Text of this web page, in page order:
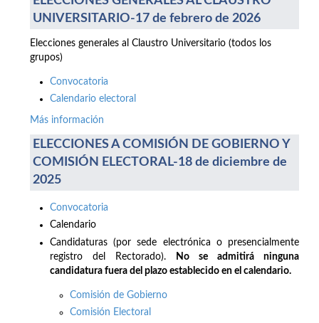
UNIVERSITARIO-17 de febrero de 2026
Elecciones generales al Claustro Universitario (todos los
grupos)
Convocatoria
Calendario electoral
Más información
ELECCIONES A COMISIÓN DE GOBIERNO Y
COMISIÓN ELECTORAL-18 de diciembre de
2025
Convocatoria
Calendario
Candidaturas (por sede electrónica o presencialmente
registro del Rectorado).
No se admitirá ninguna
candidatura fuera del plazo establecido en el calendario.
Comisión de Gobierno
Comisión Electoral